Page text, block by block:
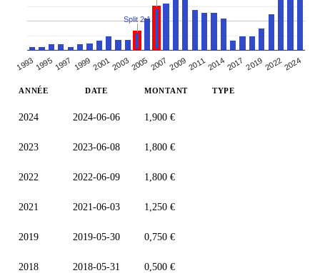
19931995 1997 1999200120032005 2007 2009201120142017 201920222024
Split 2:1
ANNÉE DATE MONTANT TYPE
2024 2024-06-06 1,900 €
2023 2023-06-08 1,800 €
2022 2022-06-09 1,800 €
2021 2021-06-03 1,250 €
2019 2019-05-30 0,750 €
2018 2018-05-31 0,500 €